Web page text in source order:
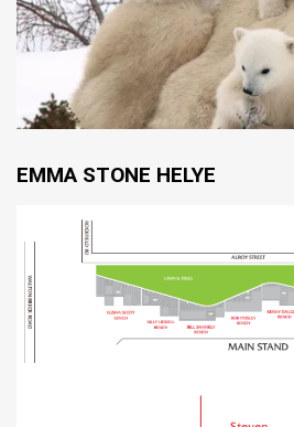
EMMA STONE HELYE